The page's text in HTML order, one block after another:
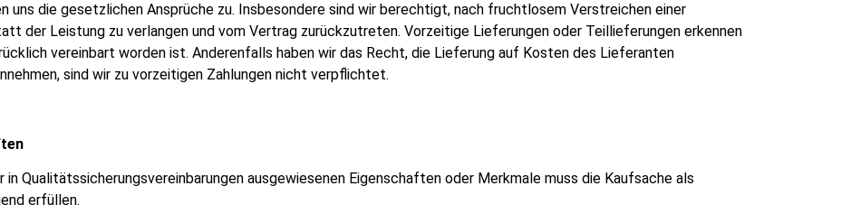
uns die gesetzlichen Ansprüche zu. Insbesondere sind wir berechtigt, nach fruchtlosem Verstreichen einer
der Leistung zu verlangen und vom Vertrag zurückzutreten. Vorzeitige Lieferungen oder Teillieferungen erkennen
vereinbart worden ist. Anderenfalls haben wir das Recht, die Lieferung auf Kosten des Lieferanten
sind wir zu vorzeitigen Zahlungen nicht verpflichtet.
Qualitätssicherungsvereinbarungen ausgewiesenen Eigenschaften oder Merkmale muss die Kaufsache als
erfüllen.